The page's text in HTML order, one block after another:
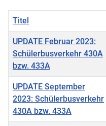
Titel
UPDATE Februar 2023:
Schülerbusverkehr 430A
bzw. 433A
UPDATE September
2023: Schülerbusverkehr
430A bzw. 433A